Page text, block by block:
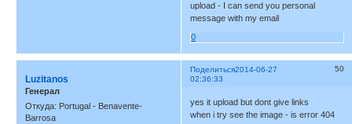
upload - I can send you personal
message with my email
0
Поделиться 50
2014-06-27
02:36:33
Luzitanos
Генерал
Откуда: Portugal - Benavente-
Barrosa
yes it upload but dont give links
when i try see the image - is error 404